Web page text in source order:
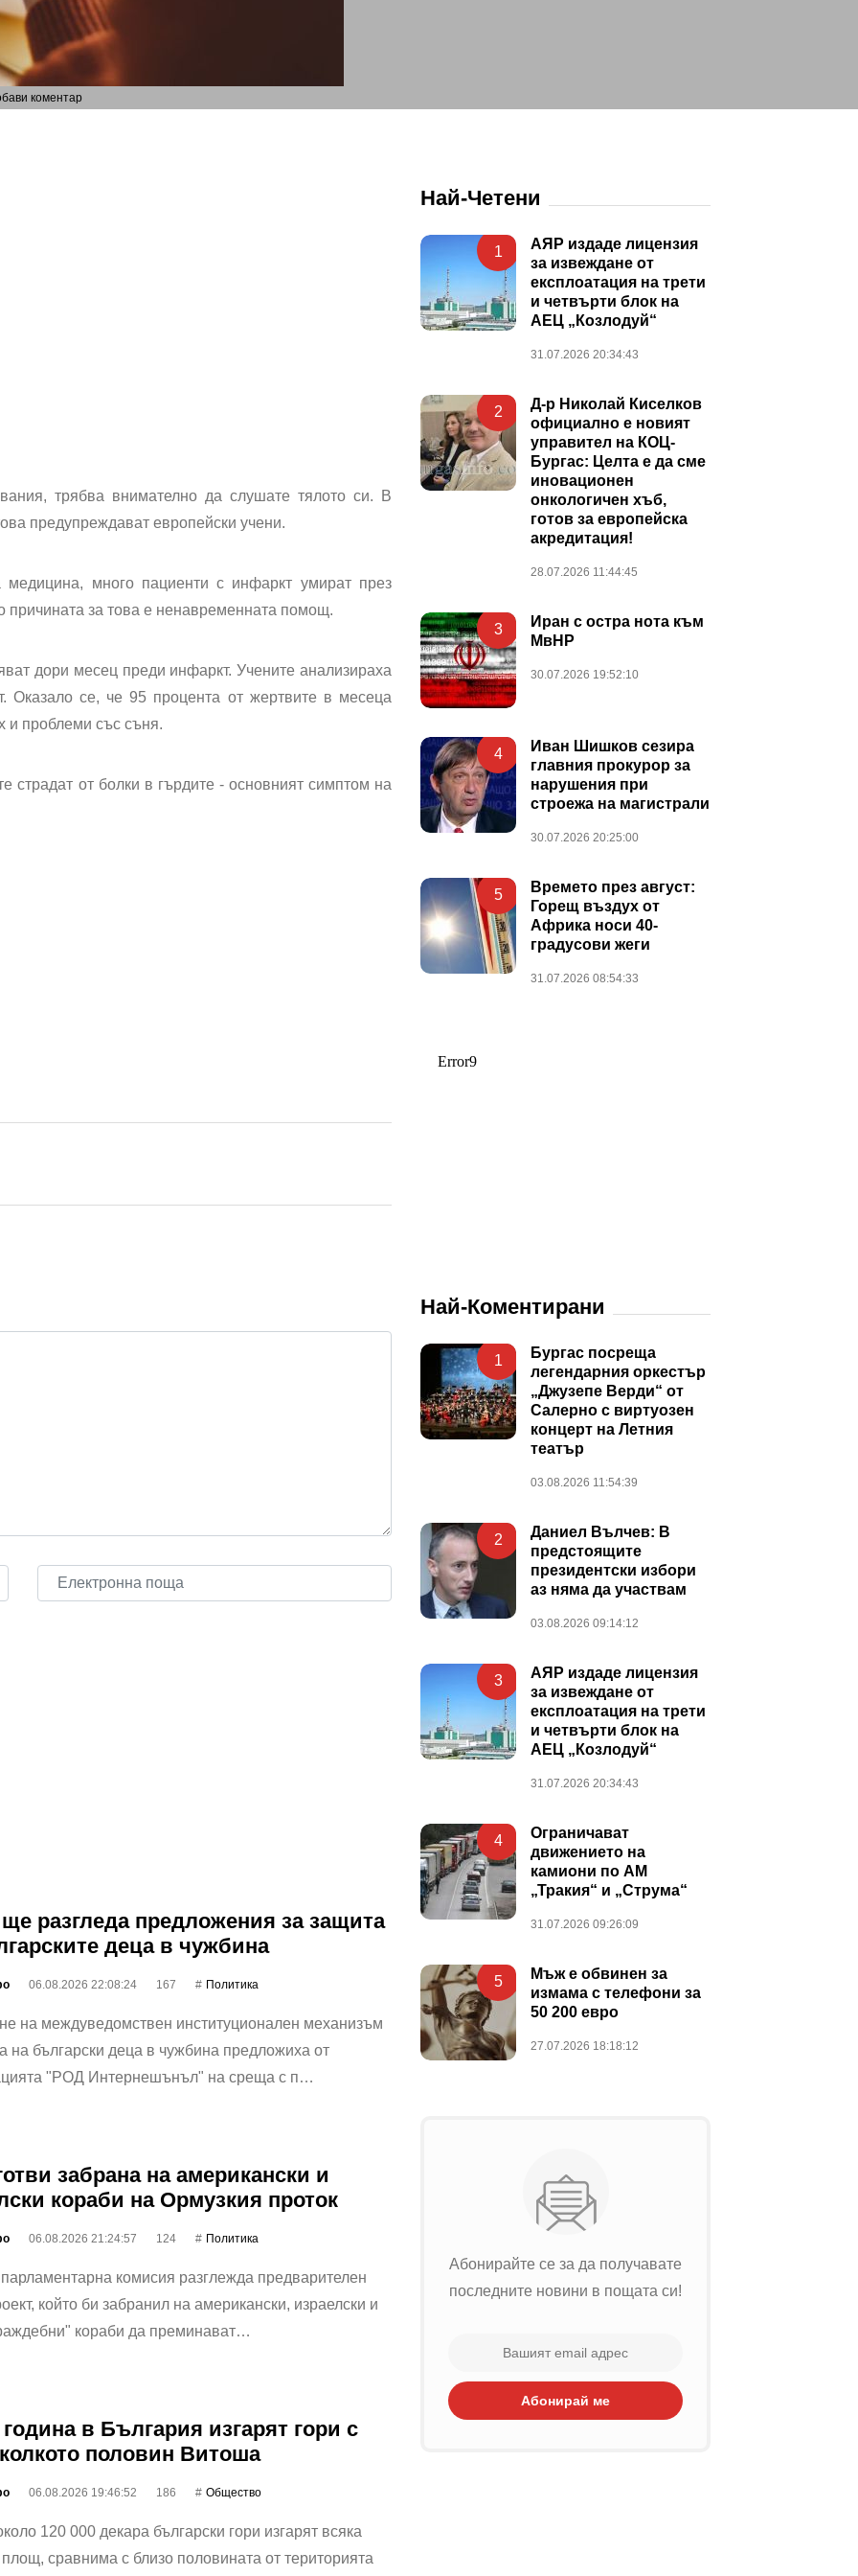
коментар
трябва внимателно да слушате тялото си. В
предупреждават европейски учени.
много пациенти с инфаркт умират през
причината за това е ненавременната помощ.
дори месец преди инфаркт. Учените анализираха
Оказало се, че 95 процента от жертвите в месеца
и проблеми със съня.
страдат от болки в гърдите - основният симптом на
разгледа предложения за защита
деца в чужбина
06.08.2026 22:08:24 167 Политика
на междуведомствен институционален механизъм
на български деца в чужбина предложиха от
"РОД Интернешънъл" на среща с п…
забрана на американски и
кораби на Ормузкия проток
06.08.2026 21:24:57 124 Политика
комисия разглежда предварителен
който би забранил на американски, израелски и
кораби да преминават…
в България изгарят гори с
половин Витоша
06.08.2026 19:46:52 186 Общество
120 000 декара български гори изгарят всяка
площ, сравнима с близо половината от територията
Най-Четени
1
АЯР издаде лицензия
за извеждане от
експлоатация на трети
и четвърти блок на
АЕЦ „Козлодуй“
31.07.2026 20:34:43
2
Д-р Николай Киселков
официално е новият
управител на КОЦ-
Бургас: Целта е да сме
иновационен
онкологичен хъб,
готов за европейска
акредитация!
28.07.2026 11:44:45
3
Иран с остра нота към
МвНР
30.07.2026 19:52:10
4
Иван Шишков сезира
главния прокурор за
нарушения при
строежа на магистрали
30.07.2026 20:25:00
5
Времето през август:
Горещ въздух от
Африка носи 40-
градусови жеги
31.07.2026 08:54:33
Най-Коментирани
1
Бургас посреща
легендарния оркестър
„Джузепе Верди“ от
Салерно с виртуозен
концерт на Летния
театър
03.08.2026 11:54:39
2
Даниел Вълчев: В
предстоящите
президентски избори
аз няма да участвам
03.08.2026 09:14:12
3
АЯР издаде лицензия
за извеждане от
експлоатация на трети
и четвърти блок на
АЕЦ „Козлодуй“
31.07.2026 20:34:43
4
Ограничават
движението на
камиони по АМ
„Тракия“ и „Струма“
31.07.2026 09:26:09
5
Мъж е обвинен за
измама с телефони за
50 200 евро
27.07.2026 18:18:12
Абонирайте се за да получавате
последните новини в пощата си!
Абонирай ме